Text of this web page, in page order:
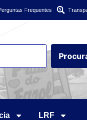
Frequentes
LRF